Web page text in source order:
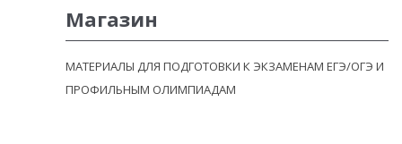
Магазин
МАТЕРИАЛЫ ДЛЯ ПОДГОТОВКИ К ЭКЗАМЕНАМ ЕГЭ/ОГЭ И
ПРОФИЛЬНЫМ ОЛИМПИАДАМ